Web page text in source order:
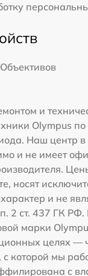
Объективов
и
Olympus по
Наш центр
и не имеет
носят
и не
2 ст. 437 ГК
марки
целях —
с которой мы
с